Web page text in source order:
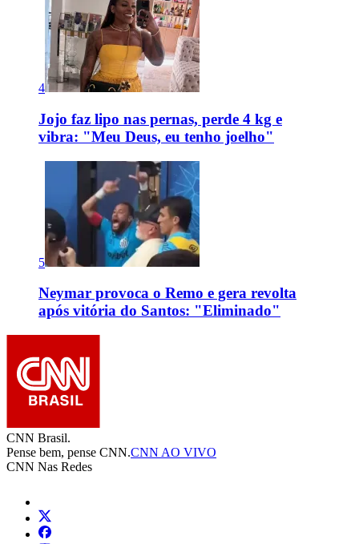
4
Jojo faz lipo nas pernas, perde 4 kg e
vibra: "Meu Deus, eu tenho joelho"
5
Neymar provoca o Remo e gera revolta
após vitória do Santos: "Eliminado"
CNN Brasil.
Pense bem, pense CNN.CNN AO VIVO
CNN Nas Redes